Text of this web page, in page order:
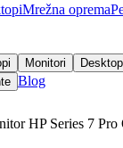
Mrežna oprema
Monitori
Blog
HP Series 7